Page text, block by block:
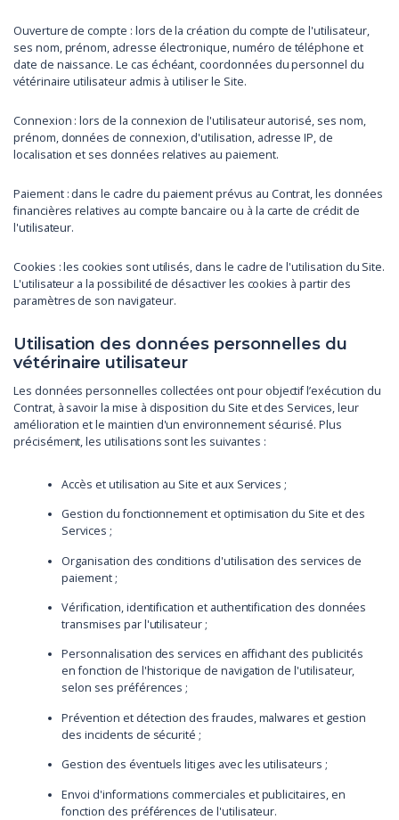
Ouverture de compte : lors de la création du compte de l'utilisateur,
ses nom, prénom, adresse électronique, numéro de téléphone et
date de naissance. Le cas échéant, coordonnées du personnel du
vétérinaire utilisateur admis à utiliser le Site.
Connexion : lors de la connexion de l'utilisateur autorisé, ses nom,
prénom, données de connexion, d'utilisation, adresse IP, de
localisation et ses données relatives au paiement.
Paiement : dans le cadre du paiement prévus au Contrat, les données
financières relatives au compte bancaire ou à la carte de crédit de
l'utilisateur.
Cookies : les cookies sont utilisés, dans le cadre de l'utilisation du Site.
L'utilisateur a la possibilité de désactiver les cookies à partir des
paramètres de son navigateur.
Utilisation des données personnelles du
vétérinaire utilisateur
Les données personnelles collectées ont pour objectif l’exécution du
Contrat, à savoir la mise à disposition du Site et des Services, leur
amélioration et le maintien d'un environnement sécurisé. Plus
précisément, les utilisations sont les suivantes :
Accès et utilisation au Site et aux Services ;
Gestion du fonctionnement et optimisation du Site et des
Services ;
Organisation des conditions d'utilisation des services de
paiement ;
Vérification, identification et authentification des données
transmises par l'utilisateur ;
Personnalisation des services en affichant des publicités
en fonction de l'historique de navigation de l'utilisateur,
selon ses préférences ;
Prévention et détection des fraudes, malwares et gestion
des incidents de sécurité ;
Gestion des éventuels litiges avec les utilisateurs ;
Envoi d'informations commerciales et publicitaires, en
fonction des préférences de l'utilisateur.